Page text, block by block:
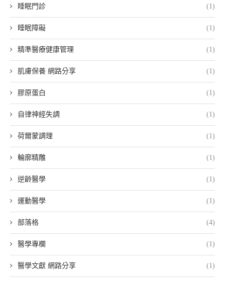
睡眠門診 (1)
睡眠障礙 (1)
精準醫療健康管理 (1)
肌膚保養 網路分享 (1)
膠原蛋白 (1)
自律神經失調 (1)
荷爾蒙調理 (1)
輪廓精雕 (1)
逆齡醫學 (1)
運動醫學 (1)
部落格 (4)
醫學專欄 (1)
醫學文獻 網路分享 (1)